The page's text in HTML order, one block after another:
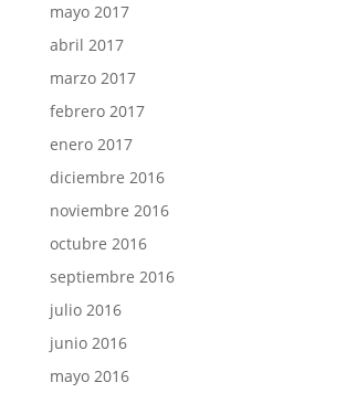
mayo 2017
abril 2017
marzo 2017
febrero 2017
enero 2017
diciembre 2016
noviembre 2016
octubre 2016
septiembre 2016
julio 2016
junio 2016
mayo 2016